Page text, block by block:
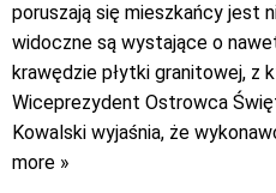
poruszają się mieszkańcy jest
widoczne są wystające o
krawędzie płytki granitowej, z
Wiceprezydent Ostrowca
Kowalski wyjaśnia, że
more »